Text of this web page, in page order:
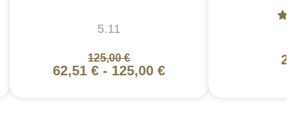
5.11
125,00 €
62,51 € - 125,00 €